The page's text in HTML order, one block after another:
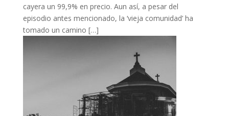
cayera un 99,9% en precio. Aun así, a pesar del
episodio antes mencionado, la ‘vieja comunidad’ ha
tomado un camino […]